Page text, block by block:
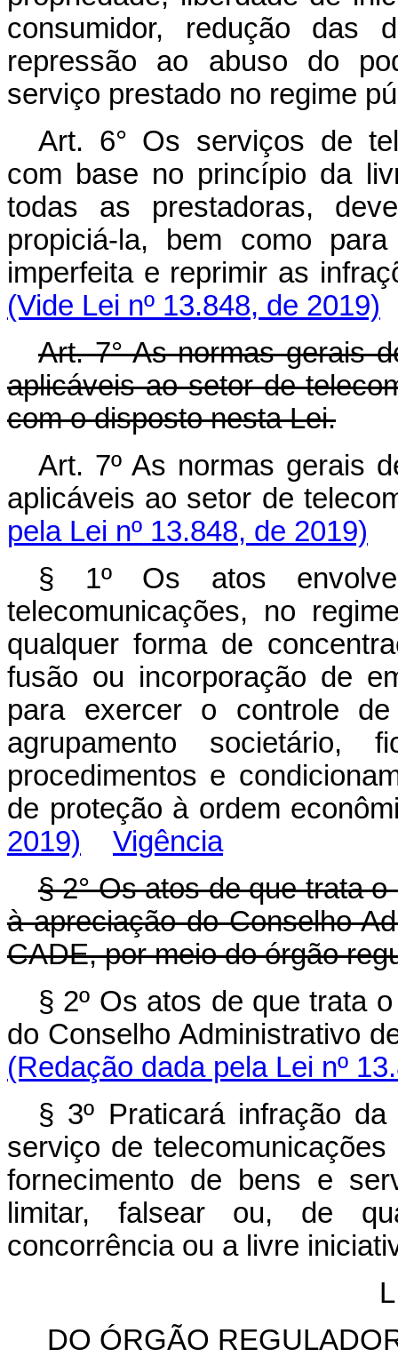
consumidor, redução das
repressão ao abuso do
serviço prestado no regime
Art. 6° Os serviços de
com base no princípio da
todas as prestadoras,
propiciá-la, bem como
imperfeita e reprimir as
(Vide Lei nº 13.848, de 2019)
Art. 7° As normas gerais
aplicáveis ao setor de
com o disposto nesta Lei.
Art. 7º As normas gerais
aplicáveis ao setor de
pela Lei nº 13.848, de 2019)
§ 1º Os atos
telecomunicações, no
qualquer forma de
fusão ou incorporação de
para exercer o controle
agrupamento societário,
procedimentos e
de proteção à ordem
2019)
Vigência
§ 2° Os atos de que trata
à apreciação do Conselho
CADE, por meio do órgão
§ 2º Os atos de que trata
do Conselho
(Redação dada pela Lei nº
§ 3º Praticará infração
serviço de
fornecimento de bens e
limitar, falsear ou, de
concorrência ou a livre
DO ÓRGÃO